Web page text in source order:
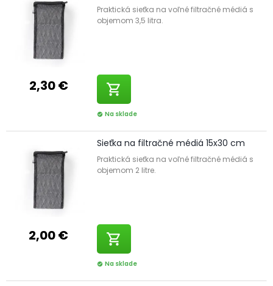
2,30 €
Praktická sieťka na voľné filtračné médiá s
objemom 3,5 litra.
shopping_cart
check_circle Na sklade
2,00 €
Sieťka na filtračné médiá 15x30 cm
Praktická sieťka na voľné filtračné médiá s
objemom 2 litre.
shopping_cart
check_circle Na sklade